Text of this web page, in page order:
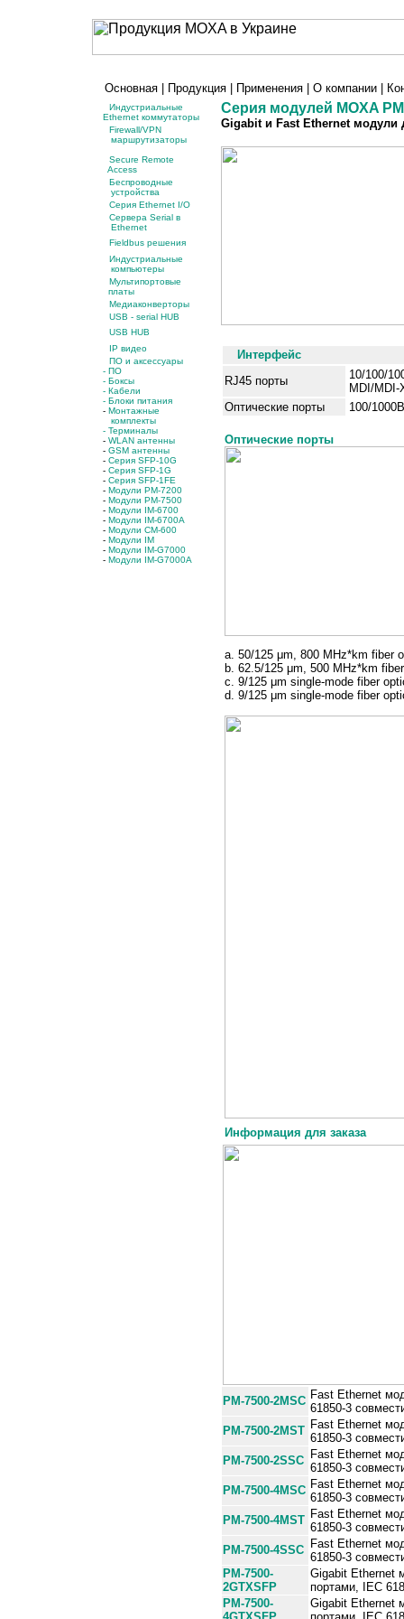
Основная Продукция Применения О компании
Индустриальные
Ethernet коммутаторы
Firewall/VPN
маршрутизаторы
Secure Remote
Access
Беспроводные
устройства
Серия Ethernet I/O
Сервера Serial в
Ethernet
Fieldbus решения
Индустриальные
компьютеры
Мультипортовые
платы
Медиаконверторы
USB - serial HUB
USB HUB
IP видео
ПО и аксессуары
- ПО
- Боксы
- Кабели
- Блоки питания
- Монтажные
комплекты
- Терминалы
- WLAN антенны
- GSM антенны
- Серия SFP-10G
- Серия SFP-1G
- Серия SFP-1FE
- Модули PM-7200
- Модули PM-7500
- Модули IM-6700
- Модули IM-6700A
- Модули CM-600
- Модули IM
- Модули IM-G7000
- Модули IM-G7000A
Серия модулей MOXA
Gigabit и Fast Ethernet модули
Интерфейс
RJ45 порты
10/100/
MDI/MDI-
Оптические порты
100/
Оптические порты
a. 50/125 μm, 800 MHz*km fiber
b. 62.5/125 μm, 500 MHz*km
c. 9/125 μm single-mode fiber
d. 9/125 μm single-mode fiber
Информация для заказа
PM-7500-2MSC Fast Ethernet
61850-3
PM-7500-2MST Fast Ethernet
61850-3
PM-7500-2SSC Fast Ethernet
61850-3
PM-7500-4MSC Fast Ethernet
61850-3
PM-7500-4MST Fast Ethernet
61850-3
PM-7500-4SSC Fast Ethernet
61850-3
PM-7500-
2GTXSFP
Gigabit Ethernet
портами, IEC
PM-7500-
Gigabit Ethernet